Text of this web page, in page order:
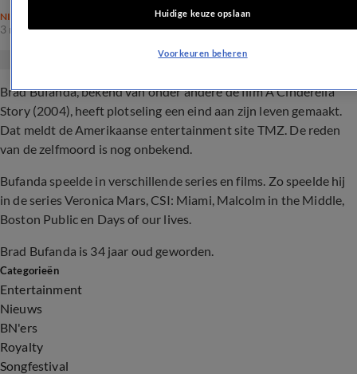
NIEUWS
3 nov 2017, 17:51
Brad Bufanda, bekend van onder andere de film A Cinderella
Story (2004), heeft plotseling een eind aan zijn leven gemaakt.
Dat meldt de Amerikaanse entertainment site TMZ. De reden
van de zelfmoord is nog onbekend.
Bufanda speelde in verschillende series en films. Zo speelde hij
in de series Veronica Mars, CSI: Miami, Malcolm in the Middle,
Boston Public en Days of our lives.
Brad Bufanda is 34 jaar oud geworden.
Categorieën
Entertainment
Nieuws
BN'ers
Royalty
Songfestival
Huidige keuze opslaan
Voorkeuren beheren